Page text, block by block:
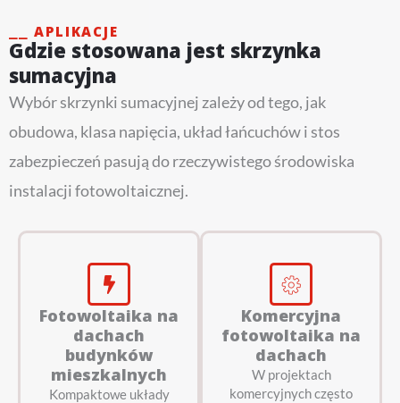
⎯⎯ APLIKACJE
Gdzie stosowana jest skrzynka
sumacyjna
Wybór skrzynki sumacyjnej zależy od tego, jak
obudowa, klasa napięcia, układ łańcuchów i stos
zabezpieczeń pasują do rzeczywistego środowiska
instalacji fotowoltaicznej.
Fotowoltaika na
dachach
budynków
mieszkalnych
Kompaktowe układy
Komercyjna
fotowoltaika na
dachach
W projektach
komercyjnych często